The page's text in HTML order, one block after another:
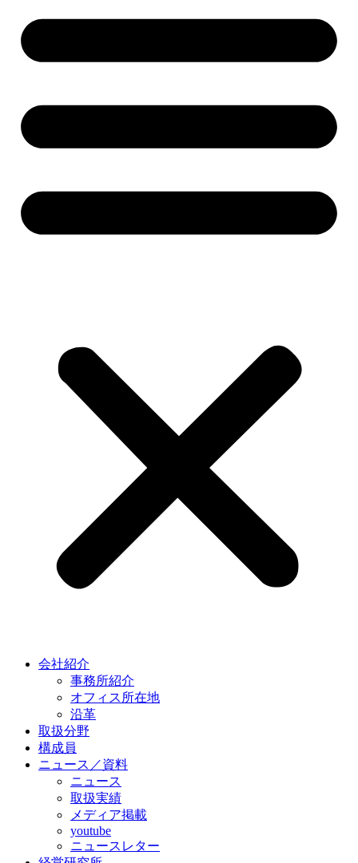
会社紹介
事務所紹介
オフィス所在地
沿革
取扱分野
構成員
ニュース／資料
ニュース
取扱実績
メディア掲載
youtube
ニュースレター